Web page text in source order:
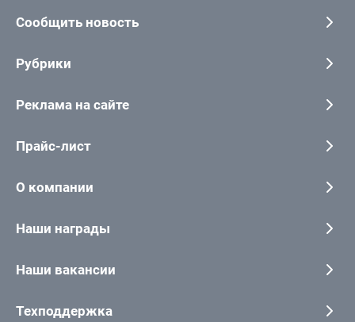
Сообщить новость
Рубрики
Реклама на сайте
Прайс-лист
О компании
Наши награды
Наши вакансии
Техподдержка